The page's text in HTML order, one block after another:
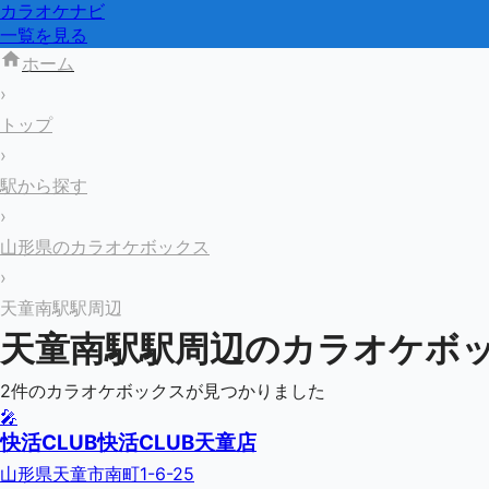
カラオケナビ
一覧を見る
ホーム
›
トップ
›
駅から探す
›
山形県のカラオケボックス
›
天童南駅駅周辺
天童南駅駅周辺のカラオケボ
2件のカラオケボックスが見つかりました
🎤
快活CLUB快活CLUB天童店
山形県天童市南町1-6-25